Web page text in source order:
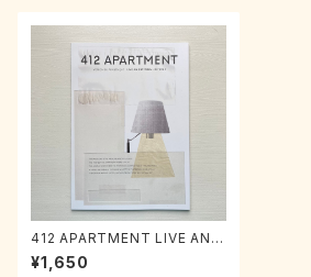
412 APARTMENT LIVE AN E
XCITING VOL.1
¥1,650